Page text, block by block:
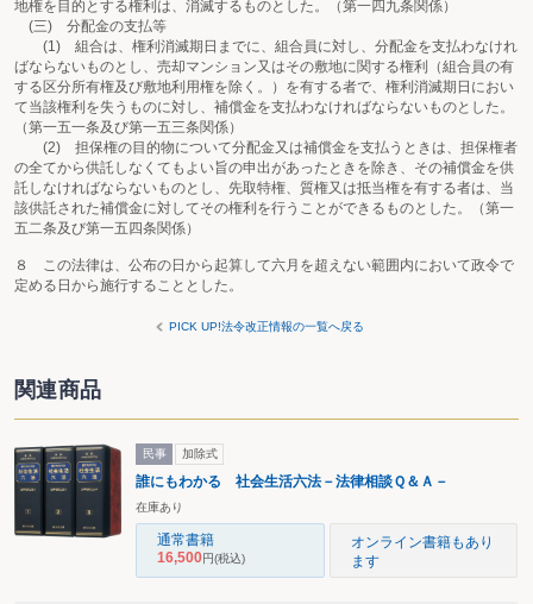
地権を目的とする権利は、消滅するものとした。（第一四九条関係）
(三) 分配金の支払等
(1) 組合は、権利消滅期日までに、組合員に対し、分配金を支払わなけれ
ばならないものとし、売却マンション又はその敷地に関する権利（組合員の有
する区分所有権及び敷地利用権を除く。）を有する者で、権利消滅期日におい
て当該権利を失うものに対し、補償金を支払わなければならないものとした。
（第一五一条及び第一五三条関係）
(2) 担保権の目的物について分配金又は補償金を支払うときは、担保権者
の全てから供託しなくてもよい旨の申出があったときを除き、その補償金を供
託しなければならないものとし、先取特権、質権又は抵当権を有する者は、当
該供託された補償金に対してその権利を行うことができるものとした。（第一
五二条及び第一五四条関係）
８ この法律は、公布の日から起算して六月を超えない範囲内において政令で
定める日から施行することとした。
PICK UP!法令改正情報の一覧へ戻る
関連商品
民事 加除式
誰にもわかる 社会生活六法－法律相談Ｑ＆Ａ－
在庫あり
通常書籍
16,500円(税込)
オンライン書籍もあり
ます